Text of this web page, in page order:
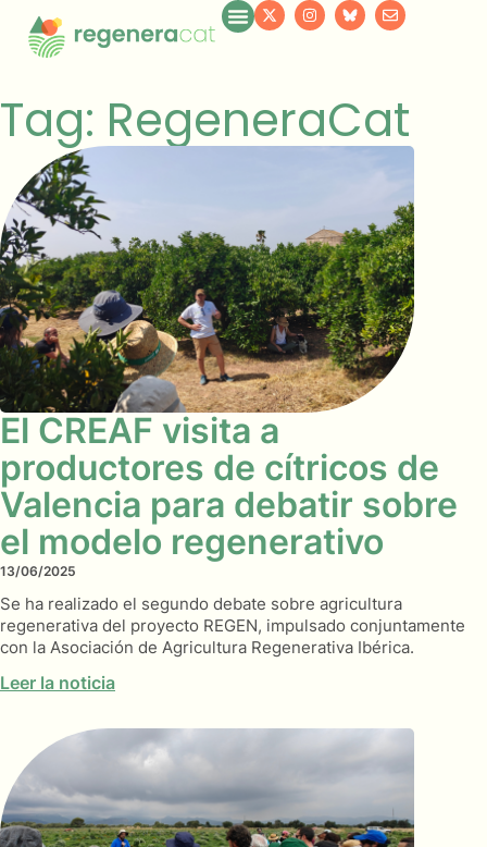
Tag: RegeneraCat
El CREAF visita a
productores de cítricos de
Valencia para debatir sobre
el modelo regenerativo
13/06/2025
Se ha realizado el segundo debate sobre agricultura
regenerativa del proyecto REGEN, impulsado conjuntamente
con la Asociación de Agricultura Regenerativa Ibérica.
Leer la noticia